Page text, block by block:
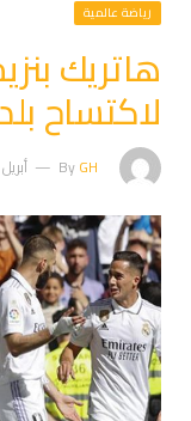
رياضة عالمية
هاتريك
لاكتساح
ByGH أبريل 2, 2023